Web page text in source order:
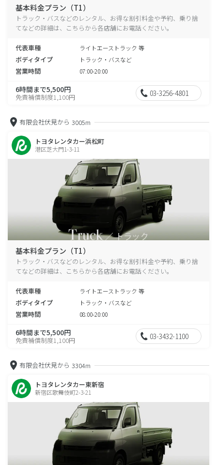
基本料金プラン（T1）
トラック・バスなどのレンタル、お得な割引料金や予約、乗り捨
てなどの詳細は、こちらから各店舗にお電話ください。
代表車種 ライトエーストラック 等
ボディタイプ トラック・バスなど
営業時間 07:00-20:00
6時間まで5,500円
免責補償制度1,100円 03-3256-4801
有限会社伏見から 3005m
トヨタレンタカー浜松町
港区芝大門1-3-11
基本料金プラン（T1）
トラック・バスなどのレンタル、お得な割引料金や予約、乗り捨
てなどの詳細は、こちらから各店舗にお電話ください。
代表車種 ライトエーストラック 等
ボディタイプ トラック・バスなど
営業時間 08:00-20:00
6時間まで5,500円
免責補償制度1,100円 03-3432-1100
有限会社伏見から 3304m
トヨタレンタカー東新宿
新宿区歌舞伎町2-3-21